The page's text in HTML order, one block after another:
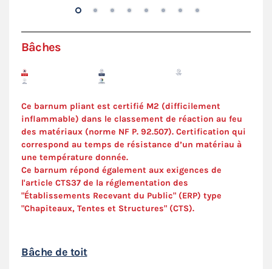
Bâches
Ce barnum pliant est certifié M2 (difficilement
inflammable) dans le classement de réaction au feu
des matériaux (norme NF P. 92.507). Certification qui
correspond au temps de résistance d’un matériau à
une température donnée.
Ce barnum répond également aux exigences de
l'article CTS37 de la réglementation des
"Établissements Recevant du Public" (ERP) type
"Chapiteaux, Tentes et Structures" (CTS).
Bâche de toit